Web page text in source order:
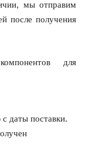
мы отправим
после получения
для
даты поставки.